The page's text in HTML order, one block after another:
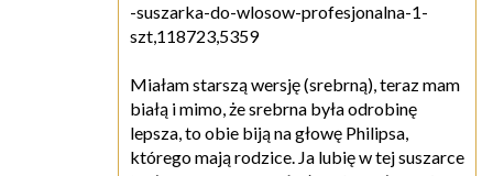
-suszarka-do-wlosow-profesjonalna-1-
szt,118723,5359
Miałam starszą wersję (srebrną), teraz mam
białą i mimo, że srebrna była odrobinę
lepsza, to obie biją na głowę Philipsa,
którego mają rodzice. Ja lubię w tej suszarce